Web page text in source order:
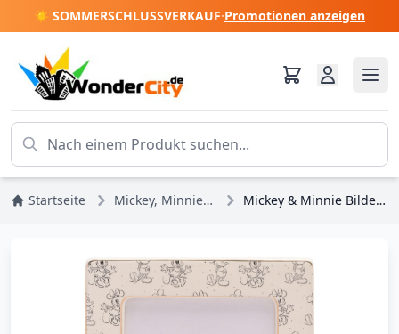
☀️ SOMMERSCHLUSSVERKAUF·Promotionen anzeigen
Startseite Mickey, Minnie, Pluto, Goofy Mickey & Minnie Bilderrahmen - Disney